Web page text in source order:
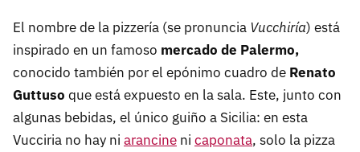
El nombre de la pizzería (se pronuncia Vucchiría) está
inspirado en un famoso mercado de Palermo,
conocido también por el epónimo cuadro de Renato
Guttuso que está expuesto en la sala. Este, junto con
algunas bebidas, el único guiño a Sicilia: en esta
Vucciria no hay ni arancine ni caponata, solo la pizza